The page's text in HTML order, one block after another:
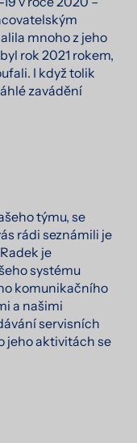
mnoho z jeho
rok 2021 rokem,
I když tolik
zavádění
týmu, se
rádi seznámili je
je
systému
komunikačního
a našimi
servisních
jeho aktivitách se